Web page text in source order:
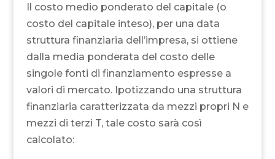
Il costo medio ponderato del capitale (o
costo del capitale inteso), per una data
struttura finanziaria dell’impresa, si ottiene
dalla media ponderata del costo delle
singole fonti di finanziamento espresse a
valori di mercato. Ipotizzando una struttura
finanziaria caratterizzata da mezzi propri N e
mezzi di terzi T, tale costo sarà così
calcolato: